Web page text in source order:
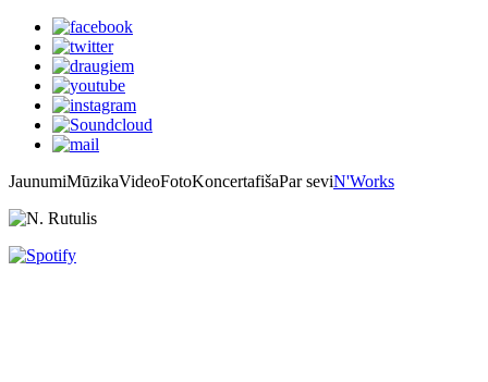
JaunumiMūzikaVideoFotoKoncertafišaPar seviN'Works